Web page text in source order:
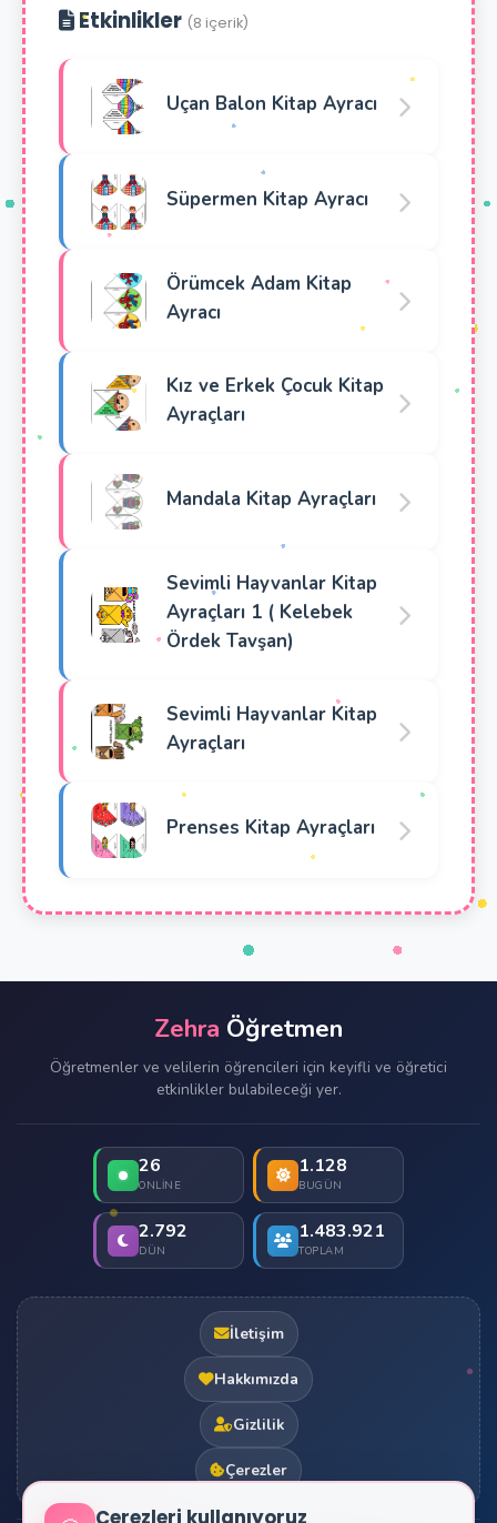
Etkinlikler (8 içerik)
Uçan Balon Kitap Ayracı
Süpermen Kitap Ayracı
Örümcek Adam Kitap
Ayracı
Kız ve Erkek Çocuk Kitap
Ayraçları
Mandala Kitap Ayraçları
Sevimli Hayvanlar Kitap
Ayraçları 1 ( Kelebek
Ördek Tavşan)
Sevimli Hayvanlar Kitap
Ayraçları
Prenses Kitap Ayraçları
Zehra Öğretmen
Öğretmenler ve velilerin öğrencileri için keyifli ve öğretici
etkinlikler bulabileceği yer.
26
ONLINE
1.128
BUGÜN
2.792
DÜN
1.483.921
TOPLAM
İletişim
Hakkımızda
Gizlilik
Çerezler
Çerezleri kullanıyoruz